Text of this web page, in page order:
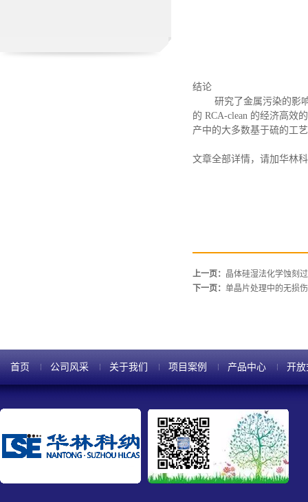
结论
研究了金属污染的影
的 RCA-clean 的经济高效
产中的大多数基于硫的工
文章全部详情，请加华林
上一页： 晶体硅湿法化学蚀刻
下一页： 单晶片处理中的无损
首页 公司风采 关于我们 项目案例 产品中心 开放